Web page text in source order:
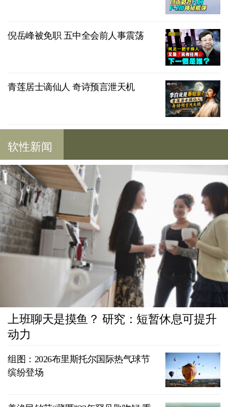
倪岳峰被免职 五中全会前人事震荡
青莲居士谪仙人 奇诗预言泄天机
软性新闻
上班聊天是摸鱼？ 研究：短暂休息可提升
动力
组图：2026布里斯托尔国际热气球节
缤纷登场